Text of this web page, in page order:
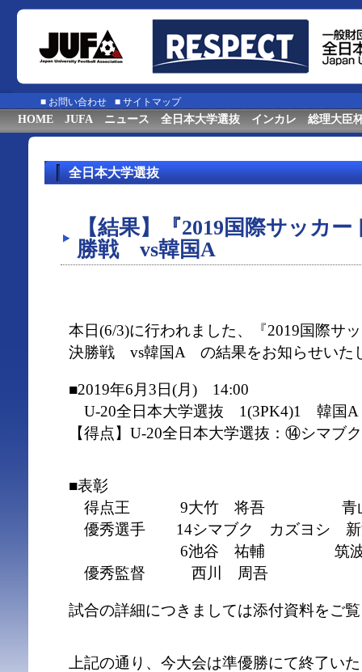
■ お問い合わせ ■ サイトマップ
HOME JUFA ニュース 全日本大学選抜 インカレ 総理大臣
全日本大学選抜
【結果】『2019国際サッカ
勝戦 vs韓国A
本日(6/3)に行われました、『2019国際サ
決勝戦 vs韓国A の結果をお知らせいた
■2019年6月3日(月) 14:00
U-20全日本大学選抜 1(3PK4)1 韓国A
【得点】U-20全日本大学選抜：⑭シマブ
■表彰
得点王 9大竹 将吾 青山
優秀選手 14シマブク カズヨシ 新
6池谷 祐輔 筑波
優秀監督 西川 周吾
試合の詳細につきましては添付資料をご
上記の通り、今大会は準優勝にて終了い